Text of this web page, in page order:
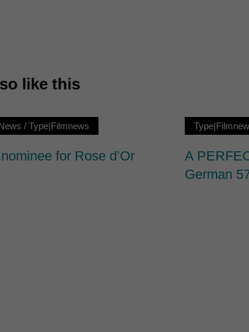
like this
/ Type|Filmnews
for Rose d’Or
A
German
Plattformen werden standardmäßig blockiert. Wenn Cookies von